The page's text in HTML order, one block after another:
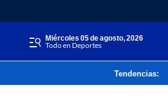
miércoles 05 de agosto, 2026
Todo en Deportes
Tendencias: